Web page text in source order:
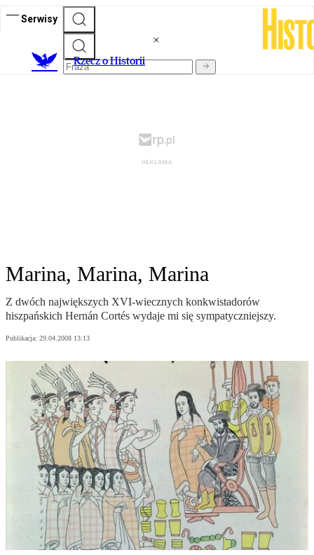
Serwisy
Rzecz o Historii
Marina, Marina, Marina
Z dwóch największych XVI-wiecznych konkwistadorów
hiszpańskich Hernán Cortés wydaje mi się sympatyczniejszy.
Publikacja: 29.04.2008 13:13